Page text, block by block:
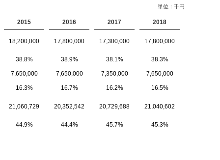
単位：千円
2015 2016 2017 2018
18,200,000 17,800,000 17,300,000 17,800,000
38.8% 38.9% 38.1% 38.3%
7,650,000 7,650,000 7,350,000 7,650,000
16.3% 16.7% 16.2% 16.5%
21,060,729 20,352,542 20,729,688 21,040,602
44.9% 44.4% 45.7% 45.3%